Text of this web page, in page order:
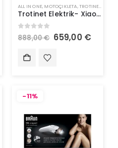
ALL IN ONE, MOTOÇIKLETA,TROTINETA ELEKTRIK
Trotinet Elektrik- Xiaomi Mi Scooter 4 PRO EU
out of 5
888,00€ 659,00 €
-11%